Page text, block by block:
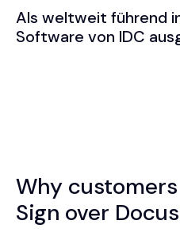
Als weltweit führend
Software von IDC
Why
Sign over